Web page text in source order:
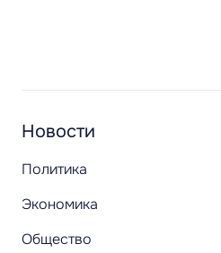
Новости
Политика
Экономика
Общество